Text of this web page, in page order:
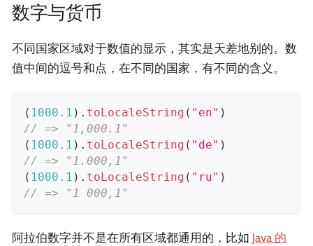
数字与货币
不同国家区域对于数值的显示，其实是天差地别的。数
值中间的逗号和点，在不同的国家，有不同的含义。
( 1000.1 ) . toLocaleString ( "en" )
// => "1,000.1"
( 1000.1 ) . toLocaleString ( "de" )
// => "1.000,1"
( 1000.1 ) . toLocaleString ( "ru" )
// => "1 000,1"
阿拉伯数字并不是在所有区域都通用的，比如 Java 的